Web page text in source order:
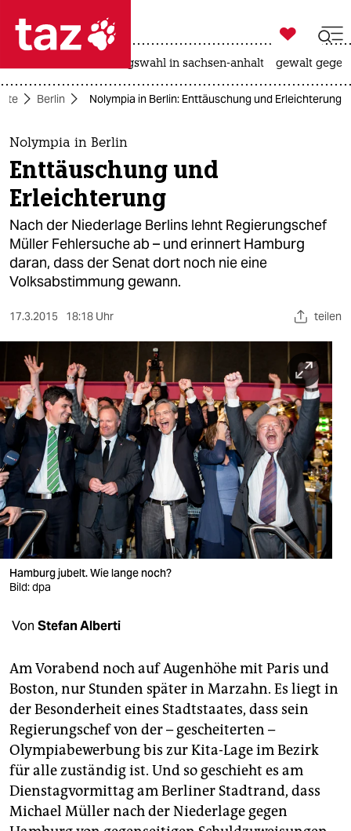
 taz zahl ich
taz zahl ich
themen
politik
öko
gesellschaft
kultur
sport
berlin
nord
wahrheit
verlag
verlag
veranstaltungen
shop
fragen & hilfe
genossenschaft
epaper login

taz zahl ich
landtagswahl in sachsen-anhalt gewalt
Berlin Nolympia in Berlin: Enttäuschung und Erleichterung
Nolympia in Berlin
Enttäuschung und
Erleichterung
Nach der Niederlage Berlins lehnt Regierungschef
Müller Fehlersuche ab – und erinnert Hamburg
daran, dass der Senat dort noch nie eine
Volksabstimmung gewann.
17.3.2015 18:18 Uhr teilen
Hamburg jubelt. Wie lange noch?
Bild: dpa
Von Stefan Alberti
Am Vorabend noch auf Augenhöhe mit Paris und
Boston, nur Stunden später in Marzahn. Es liegt in
der Besonderheit eines Stadtstaates, dass sein
Regierungschef von der – gescheiterten –
Olympiabewerbung bis zur Kita-Lage im Bezirk
für alle zuständig ist. Und so geschieht es am
Dienstagvormittag am Berliner Stadtrand, dass
Michael Müller nach der Niederlage gegen